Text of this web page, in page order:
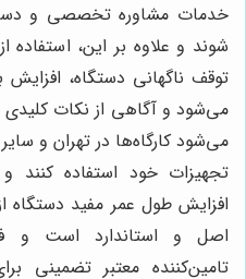
خدمات مشاوره تخصصی و
شوند و علاوه بر این،
توقف ناگهانی دستگاه، افزایش
می‌شود و آگاهی از نکات کلیدی
می‌شود کارگاه‌ها در تهران و
تجهیزات خود استفاده
افزایش طول عمر مفید دستگاه
اصل و استاندارد است و
تامین‌کننده معتبر تضمینی